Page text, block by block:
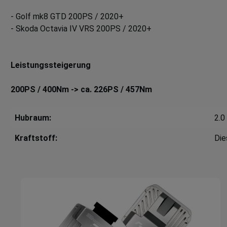
- Golf mk8 GTD 200PS / 2020+
- Skoda Octavia IV VRS 200PS / 2020+
Leistungssteigerung
200PS / 400Nm -> ca. 226PS / 457Nm
Hubraum: 2.0
Kraftstoff: